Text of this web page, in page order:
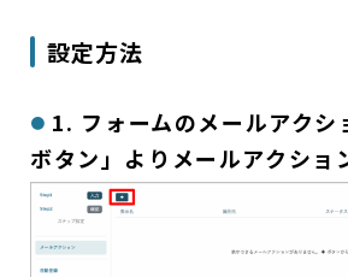
設定方法
1. フォームのメールアクシ
ボタン」よりメールアクショ